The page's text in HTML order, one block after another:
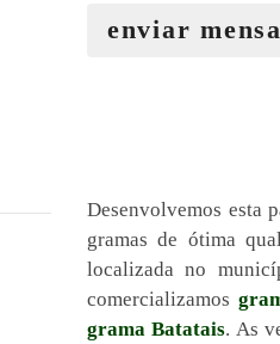
enviar
Desenvolvemos esta
gramas de ótima
localizada no
comercializamos
grama Batatais. As